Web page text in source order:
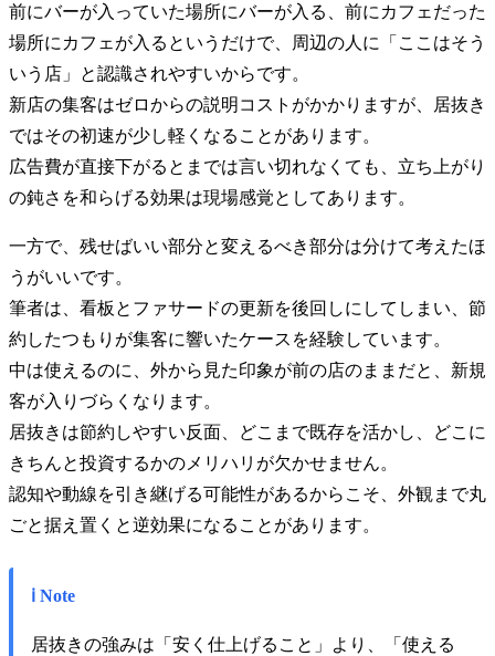
前にバーが入っていた場所にバーが入る、前にカフェだった
場所にカフェが入るというだけで、周辺の人に「ここはそう
いう店」と認識されやすいからです。
新店の集客はゼロからの説明コストがかかりますが、居抜き
ではその初速が少し軽くなることがあります。
広告費が直接下がるとまでは言い切れなくても、立ち上がり
の鈍さを和らげる効果は現場感覚としてあります。
一方で、残せばいい部分と変えるべき部分は分けて考えたほ
うがいいです。
筆者は、看板とファサードの更新を後回しにしてしまい、節
約したつもりが集客に響いたケースを経験しています。
中は使えるのに、外から見た印象が前の店のままだと、新規
客が入りづらくなります。
居抜きは節約しやすい反面、どこまで既存を活かし、どこに
きちんと投資するかのメリハリが欠かせません。
認知や動線を引き継げる可能性があるからこそ、外観まで丸
ごと据え置くと逆効果になることがあります。
ℹ️ Note
居抜きの強みは「安く仕上げること」より、「使える